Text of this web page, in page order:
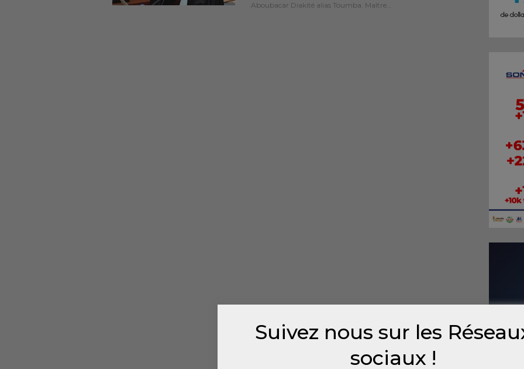
Aboubacar Diakité alias Toumba. Maître…
Suivez nous sur les
sociaux !